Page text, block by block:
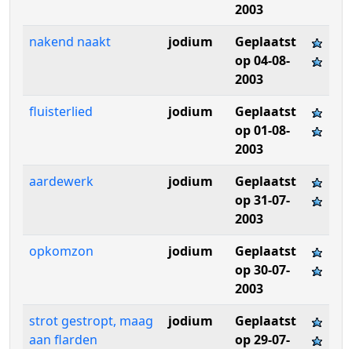
2003
nakend naakt
jodium
Geplaatst
op 04-08-
2003
fluisterlied
jodium
Geplaatst
op 01-08-
2003
aardewerk
jodium
Geplaatst
op 31-07-
2003
opkomzon
jodium
Geplaatst
op 30-07-
2003
strot gestropt, maag
aan flarden
jodium
Geplaatst
op 29-07-